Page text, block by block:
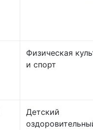
Физическая
и спорт
Детский